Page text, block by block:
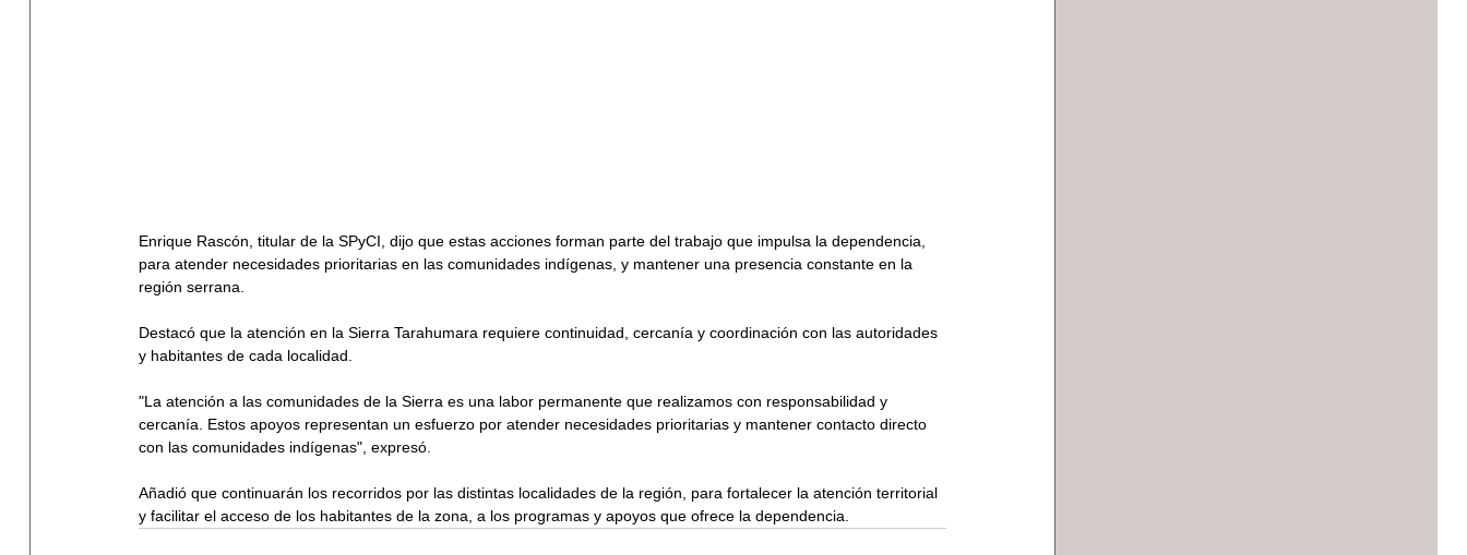
Enrique Rascón, titular de la SPyCI, dijo que estas acciones forman parte del trabajo que impulsa la dependencia,
para atender necesidades prioritarias en las comunidades indígenas, y mantener una presencia constante en la
región serrana.
Destacó que la atención en la Sierra Tarahumara requiere continuidad, cercanía y coordinación con las autoridades
y habitantes de cada localidad.
"La atención a las comunidades de la Sierra es una labor permanente que realizamos con responsabilidad y
cercanía. Estos apoyos representan un esfuerzo por atender necesidades prioritarias y mantener contacto directo
con las comunidades indígenas", expresó.
Añadió que continuarán los recorridos por las distintas localidades de la región, para fortalecer la atención territorial
y facilitar el acceso de los habitantes de la zona, a los programas y apoyos que ofrece la dependencia.